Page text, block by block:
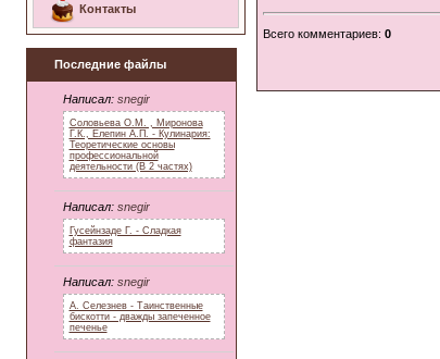
Контакты
Последние файлы
Написал: snegir
Соловьева О.М. , Миронова
Г.К., Елепин А.П. - Кулинария:
Теоретические основы
профессиональной
деятельности (В 2 частях)
Написал: snegir
Гусейнзаде Г. - Сладкая
фантазия
Написал: snegir
А. Селезнев - Таинственные
бискотти - дважды запеченное
печенье
Всего комментариев: 0